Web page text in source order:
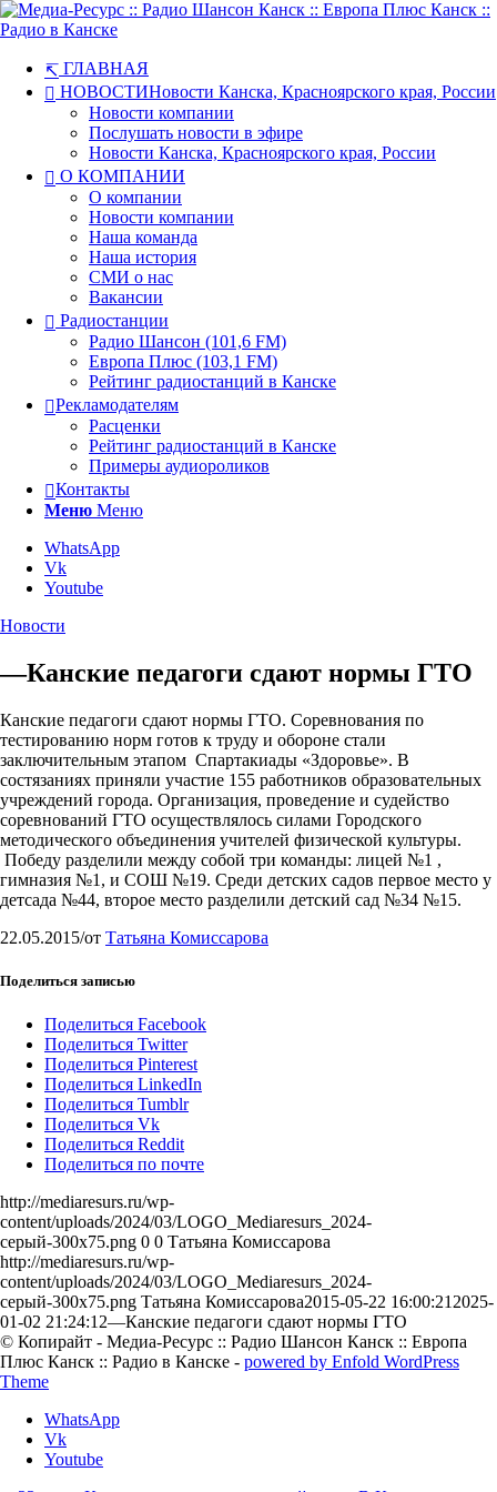
ГЛАВНАЯ
НОВОСТИНовости Канска, Красноярского края, России
Новости компании
Послушать новости в эфире
Новости Канска, Красноярского края, России
О КОМПАНИИ
О компании
Новости компании
Наша команда
Наша история
СМИ о нас
Вакансии
Радиостанции
Радио Шансон (101,6 FM)
Европа Плюс (103,1 FM)
Рейтинг радиостанций в Канске
Рекламодателям
Расценки
Рейтинг радиостанций в Канске
Примеры аудиороликов
Контакты
Меню Меню
WhatsApp
Vk
Youtube
Новости
—Канские педагоги сдают нормы ГТО
Канские педагоги сдают нормы ГТО. Соревнования по
тестированию норм готов к труду и обороне стали
заключительным этапом Спартакиады «Здоровье». В
состязаниях приняли участие 155 работников образовательных
учреждений города. Организация, проведение и судейство
соревнований ГТО осуществлялось силами Городского
методического объединения учителей физической культуры.
Победу разделили между собой три команды: лицей №1 ,
гимназия №1, и СОШ №19. Среди детских садов первое место у
детсада №44, второе место разделили детский сад №34 №15.
22.05.2015/от Татьяна Комиссарова
Поделиться записью
Поделиться Facebook
Поделиться Twitter
Поделиться Pinterest
Поделиться LinkedIn
Поделиться Tumblr
Поделиться Vk
Поделиться Reddit
Поделиться по почте
http://mediaresurs.ru/wp-
content/uploads/2024/03/LOGO_Mediaresurs_2024-
серый-300x75.png 0 0 Татьяна Комиссарова
http://mediaresurs.ru/wp-
content/uploads/2024/03/LOGO_Mediaresurs_2024-
серый-300x75.png Татьяна Комиссарова2015-05-22 16:00:21 2025-
01-02 21:24:12—Канские педагоги сдают нормы ГТО
© Копирайт - Медиа-Ресурс :: Радио Шансон Канск :: Европа
Плюс Канск :: Радио в Канске - powered by Enfold WordPress
Theme
WhatsApp
Vk
Youtube